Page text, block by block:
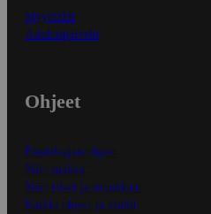
Myymälät
Asiakaspalvelu
Ohjeet
Ensitilaajan ohjeet
Näin maksat
Näin tilaat ja muokkaat
Kaikki ohjeet ja vinkit